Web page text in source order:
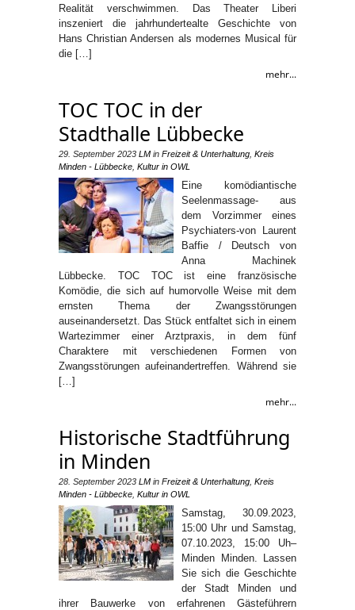
Realität verschwimmen. Das Theater Liberi
inszeniert die jahrhundertealte Geschichte von
Hans Christian Andersen als modernes Musical für
die […]
mehr...
TOC TOC in der
Stadthalle Lübbecke
29. September 2023 LM in Freizeit & Unterhaltung Kreis
Minden - Lübbecke Kultur in OWL
Eine komödiantische
Seelenmassage- aus
dem Vorzimmer eines
Psychiaters-von Laurent
Baffie / Deutsch von
Anna Machinek
Lübbecke. TOC TOC ist eine französische
Komödie, die sich auf humorvolle Weise mit dem
ernsten Thema der Zwangsstörungen
auseinandersetzt. Das Stück entfaltet sich in einem
Wartezimmer einer Arztpraxis, in dem fünf
Charaktere mit verschiedenen Formen von
Zwangsstörungen aufeinandertreffen. Während sie
[…]
mehr...
Historische Stadtführung
in Minden
28. September 2023 LM in Freizeit & Unterhaltung Kreis
Minden - Lübbecke Kultur in OWL
Samstag, 30.09.2023,
15:00 Uhr und Samstag,
07.10.2023, 15:00 Uh–
Minden Minden. Lassen
Sie sich die Geschichte
der Stadt Minden und
ihrer Bauwerke von erfahrenen Gästeführern